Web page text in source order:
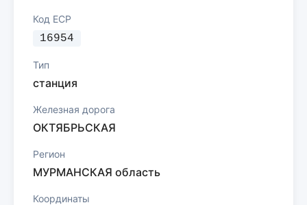
Код ЕСР
16954
Тип
станция
Железная дорога
ОКТЯБРЬСКАЯ
Регион
МУРМАНСКАЯ область
Координаты